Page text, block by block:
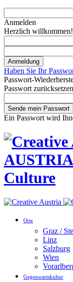
Anmelden
Herzlich
Haben Sie Ihr
Passwort-
Passwort zurücksetzen
Ein Passwort wird
Culture
Orte
Graz /
Linz
Salzburg
Wien
Gegenwartskultur